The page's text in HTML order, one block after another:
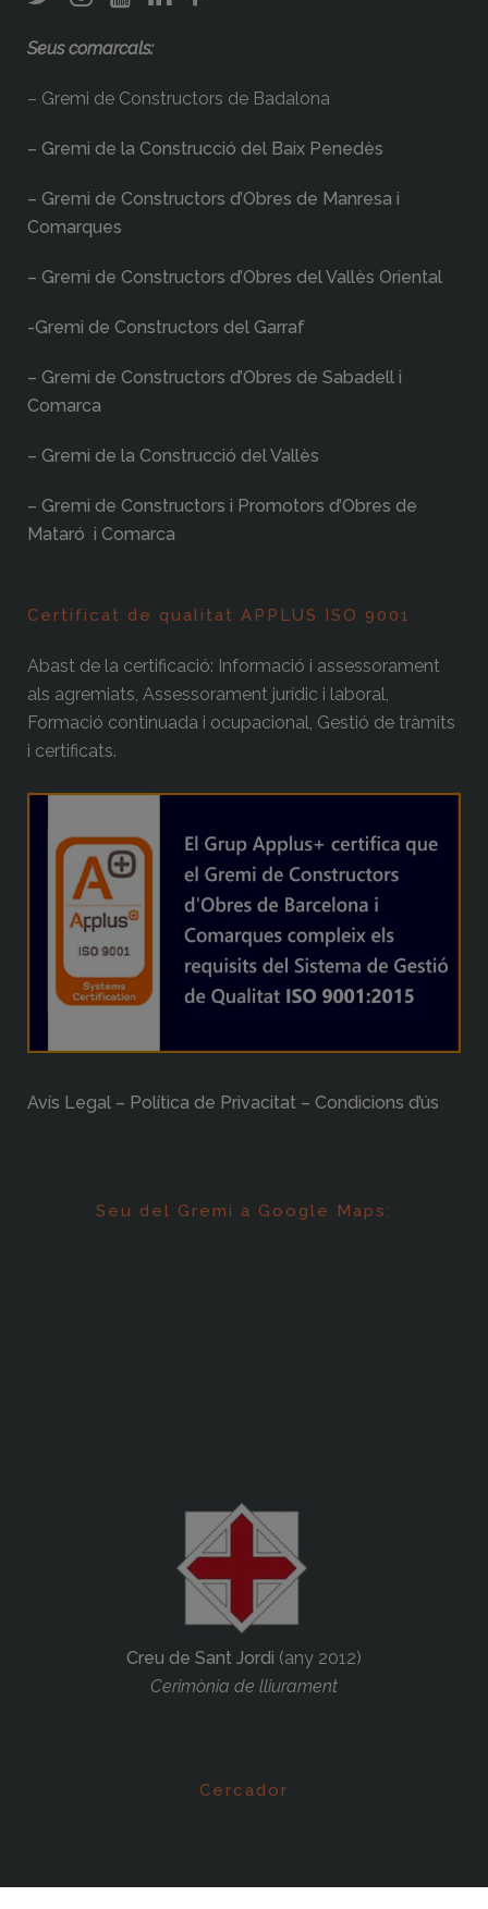
Seus comarcals:
– Gremi de Constructors de Badalona
– Gremi de la Construcció del Baix Penedès
– Gremi de Constructors d’Obres de Manresa i
Comarques
– Gremi de Constructors d’Obres del Vallès Oriental
-Gremi de Constructors del Garraf
– Gremi de Constructors d’Obres de Sabadell i
Comarca
– Gremi de la Construcció del Vallès
– Gremi de Constructors i Promotors d’Obres de
Mataró i Comarca
Certificat de qualitat APPLUS ISO 9001
Abast de la certificació: Informació i assessorament
als agremiats, Assessorament jurídic i laboral,
Formació continuada i ocupacional, Gestió de tràmits
i certificats.
Avís Legal – Política de Privacitat – Condicions d’ús
Seu del Gremi a Google Maps:
Creu de Sant Jordi (any 2012)
Cerimònia de lliurament
Cercador